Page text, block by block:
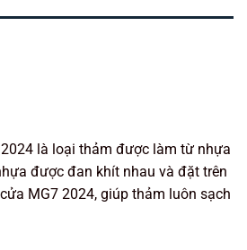
là loại thảm được làm từ nhựa
được đan khít nhau và đặt trên
MG7 2024, giúp thảm luôn sạch